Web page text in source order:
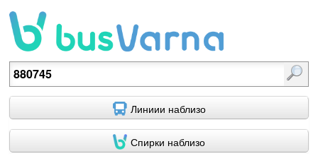
Потърсете спирка или линия.
Линиии наблизо
Спирки наблизо